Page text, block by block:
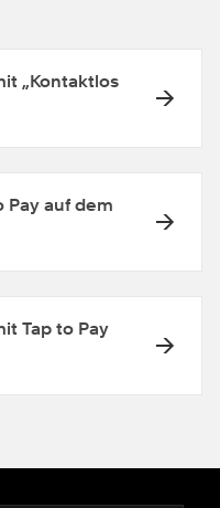
„Kontaktlos
Pay auf dem
Tap to Pay